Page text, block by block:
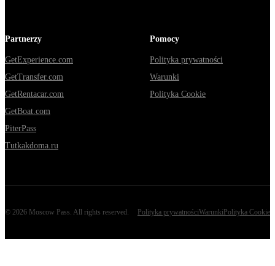
Partnerzy
GetExperience.com
GetTransfer.com
GetRentacar.com
GetBoat.com
PiterPass
Tutkakdoma.ru
Pomocy
Polityka prywatności
Warunki
Polityka Cookie
© 2026 Moscow Pass . All rights reserved. Polityka prywatnościWarunkiPolityka Cookie